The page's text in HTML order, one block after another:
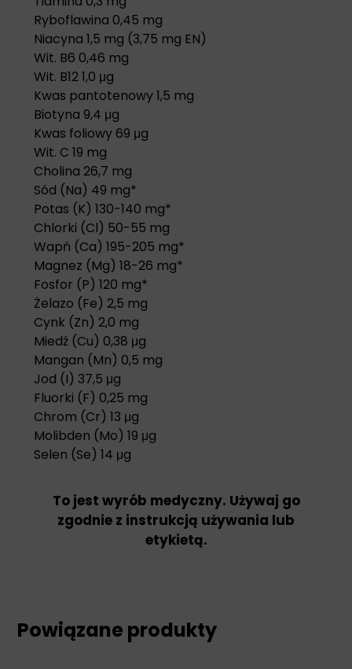
Ryboflawina 0,45 mg
Niacyna 1,5 mg (3,75 mg EN)
Wit. B6 0,46 mg
Wit. B12 1,0 μg
Kwas pantotenowy 1,5 mg
Biotyna 9,4 μg
Kwas foliowy 69 μg
Wit. C 19 mg
Cholina 26,7 mg
Sód (Na) 49 mg*
Potas (K) 130-140 mg*
Chlorki (Cl) 50-55 mg
Wapń (Ca) 195-205 mg*
Magnez (Mg) 18-26 mg*
Fosfor (P) 120 mg*
Żelazo (Fe) 2,5 mg
Cynk (Zn) 2,0 mg
Miedź (Cu) 0,38 μg
Mangan (Mn) 0,5 mg
Jod (I) 37,5 μg
Fluorki (F) 0,25 mg
Chrom (Cr) 13 μg
Molibden (Mo) 19 μg
Selen (Se) 14 μg
To jest wyrób medyczny. Używaj go
zgodnie z instrukcją używania lub
etykietą.
Powiązane produkty